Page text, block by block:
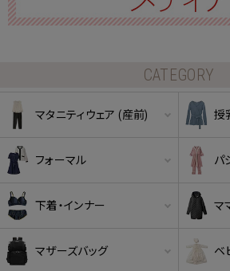
CATEGORY
マタニティウェア (産前) 授
フォーマル パ
下着・インナー マ
マザーズバッグ ベ